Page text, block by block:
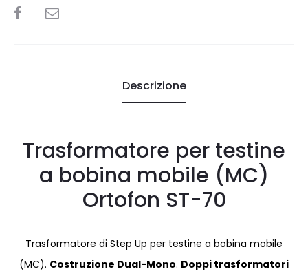
SHARE
Descrizione
Trasformatore per testine
a bobina mobile (MC)
Ortofon ST-70
Trasformatore di Step Up per testine a bobina mobile
(MC). Costruzione Dual-Mono. Doppi trasformatori